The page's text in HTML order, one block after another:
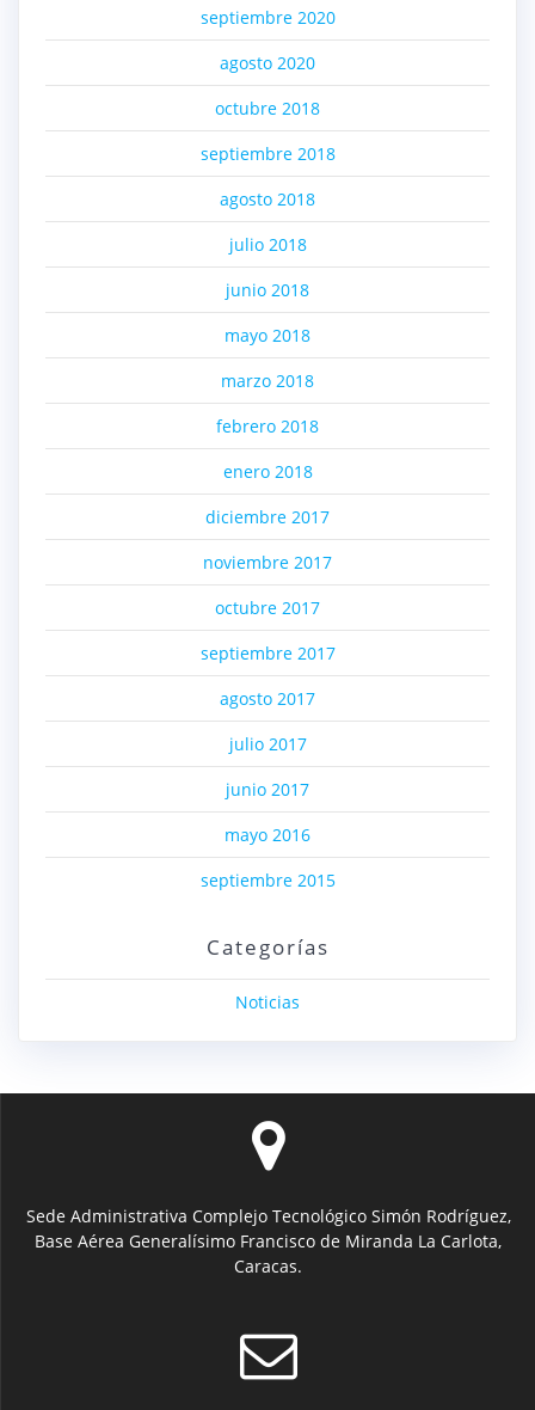
septiembre 2020
agosto 2020
octubre 2018
septiembre 2018
agosto 2018
julio 2018
junio 2018
mayo 2018
marzo 2018
febrero 2018
enero 2018
diciembre 2017
noviembre 2017
octubre 2017
septiembre 2017
agosto 2017
julio 2017
junio 2017
mayo 2016
septiembre 2015
Categorías
Noticias
Sede Administrativa Complejo Tecnológico Simón Rodríguez,
Base Aérea Generalísimo Francisco de Miranda La Carlota,
Caracas.